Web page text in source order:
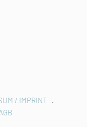
/ IMPRINT .